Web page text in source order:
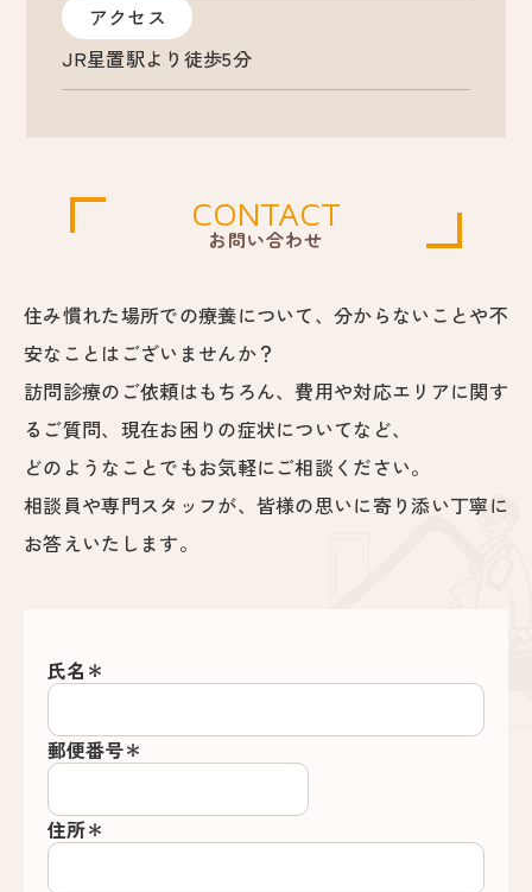
アクセス
JR星置駅より徒歩5分
CONTACT
お問い合わせ
住み慣れた場所での療養について、分からないことや不
安なことはございませんか？
訪問診療のご依頼はもちろん、費用や対応エリアに関す
るご質問、現在お困りの症状についてなど、
どのようなことでもお気軽にご相談ください。
相談員や専門スタッフが、皆様の思いに寄り添い丁寧に
お答えいたします。
氏名＊
郵便番号＊
住所＊